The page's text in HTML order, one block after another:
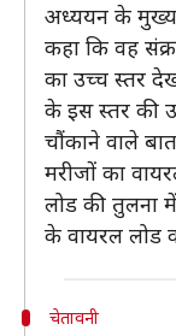
अध्ययन के
कहा कि वह
का उच्च स्तर
के इस स्तर की
चौंकाने वाले
मरीजों का
लोड की तुलना
के वायरल लोड
चेतावनी